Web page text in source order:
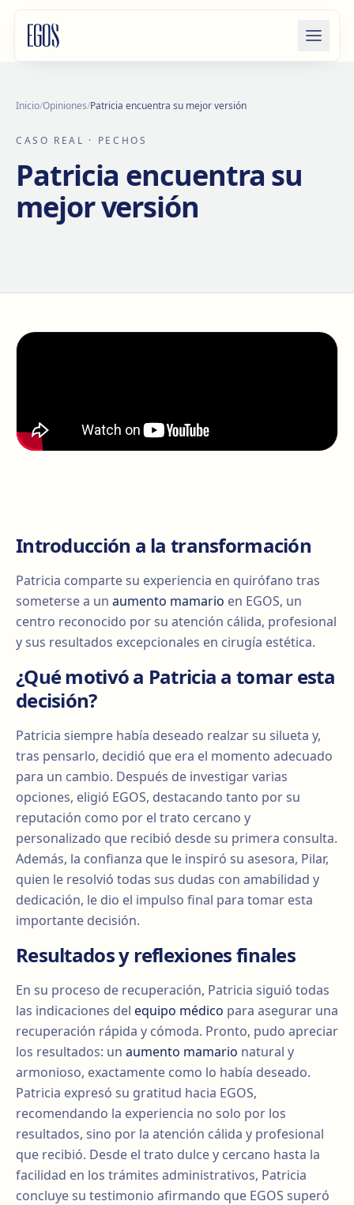
Inicio/Opiniones/Patricia encuentra su mejor versión
CASO REAL · PECHOS
Patricia encuentra su
mejor versión
Introducción a la transformación
Patricia comparte su experiencia en quirófano tras
someterse a un aumento mamario en EGOS, un
centro reconocido por su atención cálida, profesional
y sus resultados excepcionales en cirugía estética.
¿Qué motivó a Patricia a tomar esta
decisión?
Patricia siempre había deseado realzar su silueta y,
tras pensarlo, decidió que era el momento adecuado
para un cambio. Después de investigar varias
opciones, eligió EGOS, destacando tanto por su
reputación como por el trato cercano y
personalizado que recibió desde su primera consulta.
Además, la confianza que le inspiró su asesora, Pilar,
quien le resolvió todas sus dudas con amabilidad y
dedicación, le dio el impulso final para tomar esta
importante decisión.
Resultados y reflexiones finales
En su proceso de recuperación, Patricia siguió todas
las indicaciones del equipo médico para asegurar una
recuperación rápida y cómoda. Pronto, pudo apreciar
los resultados: un aumento mamario natural y
armonioso, exactamente como lo había deseado.
Patricia expresó su gratitud hacia EGOS,
recomendando la experiencia no solo por los
resultados, sino por la atención cálida y profesional
que recibió. Desde el trato dulce y cercano hasta la
facilidad en los trámites administrativos, Patricia
concluye su testimonio afirmando que EGOS superó